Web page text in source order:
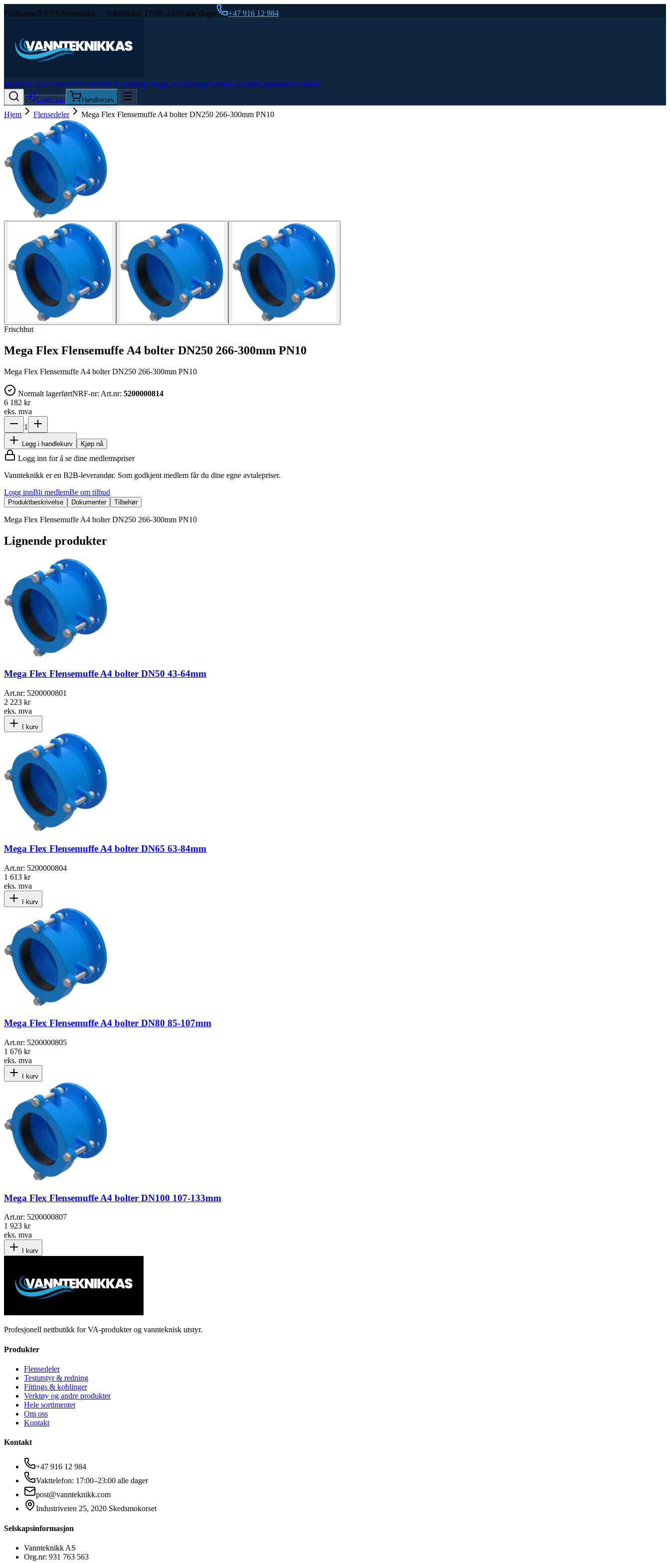
Profesjonell VVS-leverandør · Vakttelefon 17:00–23:00 alle dager +47 916 12 984
HjemOm ossFlensedelerTestutstyr & redningFittings & koblingerVerktøy & andre produkterKontakt
Logg inn
Handlekurv
Hjem Flensedeler Mega Flex Flensemuffe A4 bolter DN250 266-300mm PN10
Frischhut
Mega Flex Flensemuffe A4 bolter DN250 266-300mm PN10
Mega Flex Flensemuffe A4 bolter DN250 266-300mm PN10
Normalt lagerførtNRF-nr: Art.nr: 5200000814
6 182 kr
eks. mva
1
Legg i handlekurv Kjøp nå
Logg inn for å se dine medlemspriser
Vannteknikk er en B2B-leverandør. Som godkjent medlem får du dine egne avtalepriser.
Logg innBli medlemBe om tilbud
Produktbeskrivelse Dokumenter Tilbehør
Mega Flex Flensemuffe A4 bolter DN250 266-300mm PN10
Lignende produkter
Mega Flex Flensemuffe A4 bolter DN50 43-64mm
Art.nr: 5200000801
2 223 kr
eks. mva
I kurv
Mega Flex Flensemuffe A4 bolter DN65 63-84mm
Art.nr: 5200000804
1 613 kr
eks. mva
I kurv
Mega Flex Flensemuffe A4 bolter DN80 85-107mm
Art.nr: 5200000805
1 676 kr
eks. mva
I kurv
Mega Flex Flensemuffe A4 bolter DN100 107-133mm
Art.nr: 5200000807
1 923 kr
eks. mva
I kurv
Profesjonell nettbutikk for VA-produkter og vannteknisk utstyr.
Produkter
Flensedeler
Testutstyr & redning
Fittings & koblinger
Verktøy og andre produkter
Hele sortimentet
Om oss
Kontakt
Kontakt
+47 916 12 984
Vakttelefon: 17:00–23:00 alle dager
post@vannteknikk.com
Industriveien 25, 2020 Skedsmokorset
Selskapsinformasjon
Vannteknikk AS
Org.nr: 931 763 563